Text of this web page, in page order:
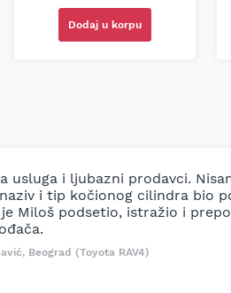
Dodaj u korpu
usluga i ljubazni prodavci.
i tip kočionog cilindra bio
Miloš podsetio, istražio i
Beograd (Toyota RAV4)